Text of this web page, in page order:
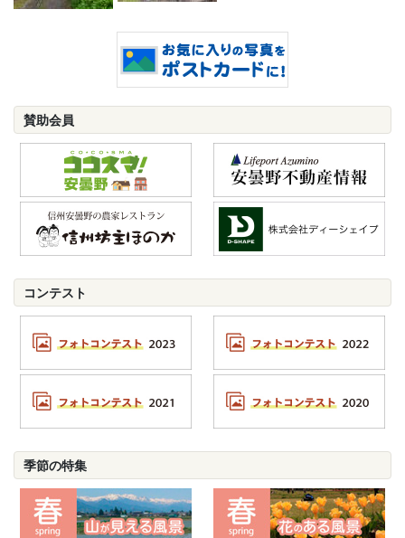
賛助会員
コンテスト
季節の特集